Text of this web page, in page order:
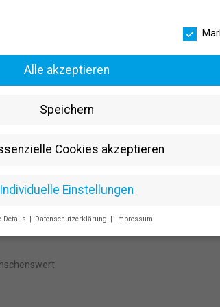
Oecotrophologie,
Alle akzeptieren
Speichern
Cookies akzeptieren
Individuelle Einstellungen
Details Datenschutzerklärung Impressum
Ihre Erziehungsberechtigten um Erlaubnis bitten.